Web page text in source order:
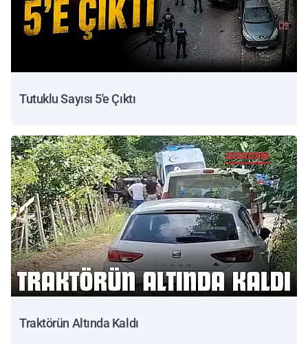
Tutuklu Sayısı 5'e Çıktı
Traktörün Altında Kaldı